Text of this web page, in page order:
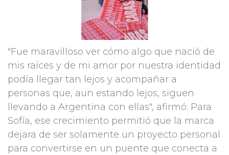
"Fue maravilloso ver cómo algo que nació de
mis raíces y de mi amor por nuestra identidad
podía llegar tan lejos y acompañar a
personas que, aun estando lejos, siguen
llevando a Argentina con ellas", afirmó. Para
Sofía, ese crecimiento permitió que la marca
dejara de ser solamente un proyecto personal
para convertirse en un puente que conecta a